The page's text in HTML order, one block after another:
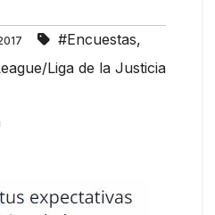
#Encuestas,
Liga de la Justicia